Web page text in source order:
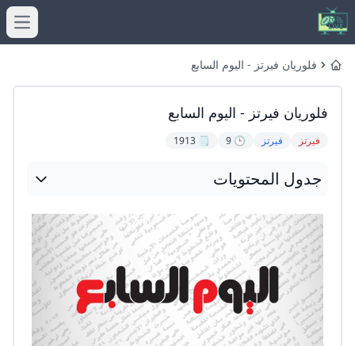
Homeفلوريان فيرتز - اليوم السابع
فلوريان فيرتز - اليوم السابع
فيرتز فيرتز 🕒 9
🗒️ 1913
جدول المحتويات